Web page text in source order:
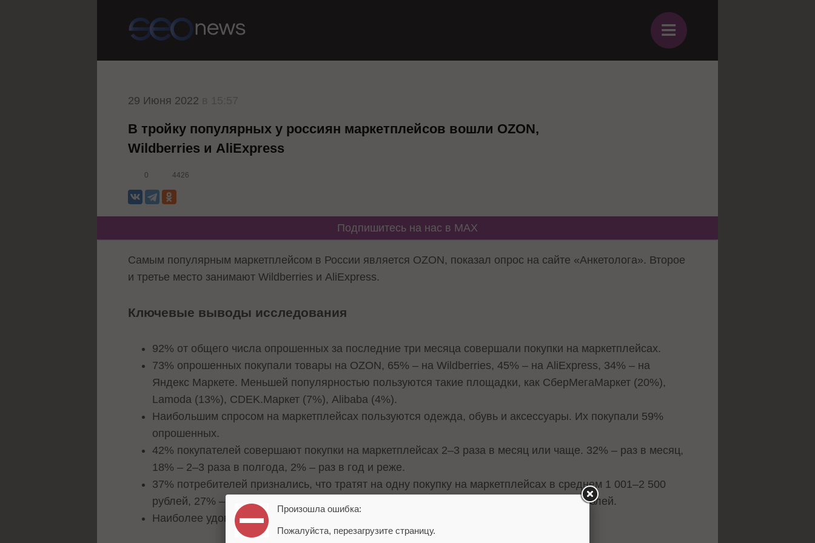
≡
29 Июня 2022
В тройку популярных у россиян маркетплейсов вошли OZON,
Wildberries и AliExpress
0 4426
Подпишитесь на нас в MAX
Самым популярным маркетплейсом в России является OZON, показал опрос на сайте «Анкетолога». Второе
и третье место занимают Wildberries и AliExpress.
Ключевые выводы исследования
92% от общего числа опрошенных за последние три месяца совершали покупки на маркетплейсах.
73% опрошенных покупали товары на OZON, 65% – на Wildberries, 45% – на AliExpress, 34% – на
Яндекс Маркете. Меньшей популярностью пользуются такие площадки, как СберМегаМаркет (20%),
Lamoda (13%), CDEK.Маркет (7%), Alibaba (4%).
Наибольшим спросом на маркетплейсах пользуются одежда, обувь и аксессуары. Их покупали 59%
опрошенных.
42% покупателей совершают покупки на маркетплейсах 2–3 раза в месяц или чаще. 32% – раз в месяц,
18% – 2–3 раза в полгода, 2% – раз в год и реже.
37% потребителей признались, что тратят на одну покупку на маркетплейсах в среднем 1 001–2 500
рублей, 27% – менее 1 000 рублей, 25% – 2 501–5 000 рублей и 11% – более 5 000 рублей.
Наиболее удовлетворены опытом покупок пользователи OZON и Wildberries.
Произошла ошибка:
Пожалуйста, перезагрузите страницу.